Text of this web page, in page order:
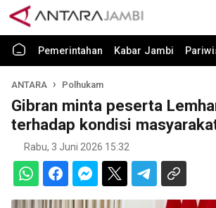
Pemerintahan Kabar Jambi
ANTARA Polhukam
Gibran minta peserta
terhadap kondisi
Rabu, 3 Juni 2026 15:32